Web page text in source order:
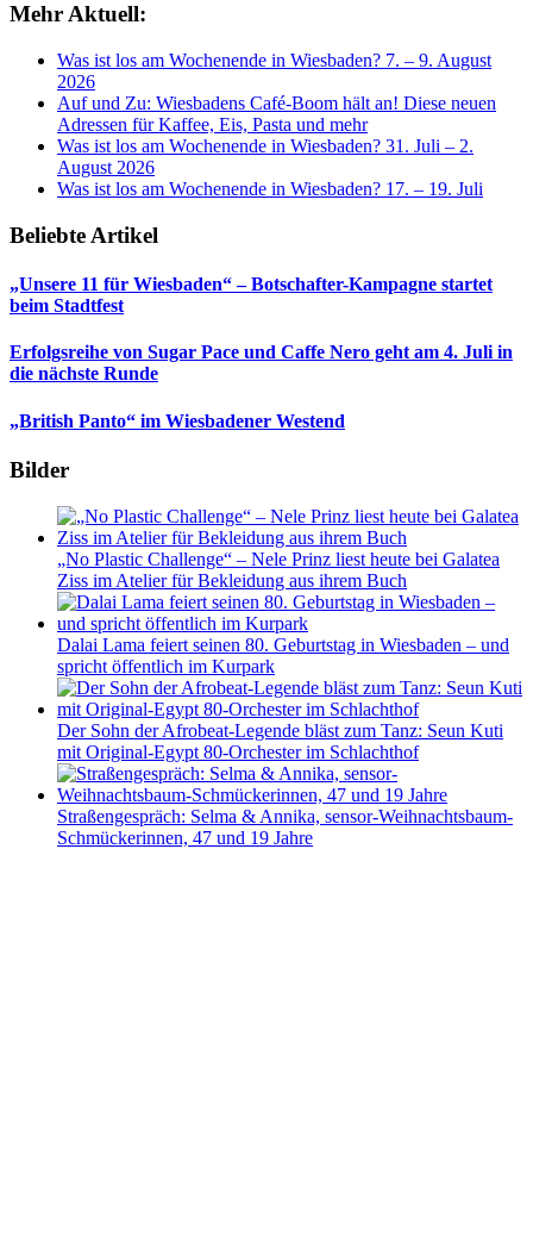
Mehr Aktuell:
Was ist los am Wochenende in Wiesbaden? 7. – 9. August
2026
Auf und Zu: Wiesbadens Café-Boom hält an! Diese neuen
Adressen für Kaffee, Eis, Pasta und mehr
Was ist los am Wochenende in Wiesbaden? 31. Juli – 2.
August 2026
Was ist los am Wochenende in Wiesbaden? 17. – 19. Juli
Beliebte Artikel
„Unsere 11 für Wiesbaden“ – Botschafter-Kampagne startet
beim Stadtfest
Erfolgsreihe von Sugar Pace und Caffe Nero geht am 4. Juli in
die nächste Runde
„British Panto“ im Wiesbadener Westend
Bilder
„No Plastic Challenge“ – Nele Prinz liest heute bei Galatea
Ziss im Atelier für Bekleidung aus ihrem Buch
Dalai Lama feiert seinen 80. Geburtstag in Wiesbaden – und
spricht öffentlich im Kurpark
Der Sohn der Afrobeat-Legende bläst zum Tanz: Seun Kuti
mit Original-Egypt 80-Orchester im Schlachthof
Straßengespräch: Selma & Annika, sensor-Weihnachtsbaum-
Schmückerinnen, 47 und 19 Jahre